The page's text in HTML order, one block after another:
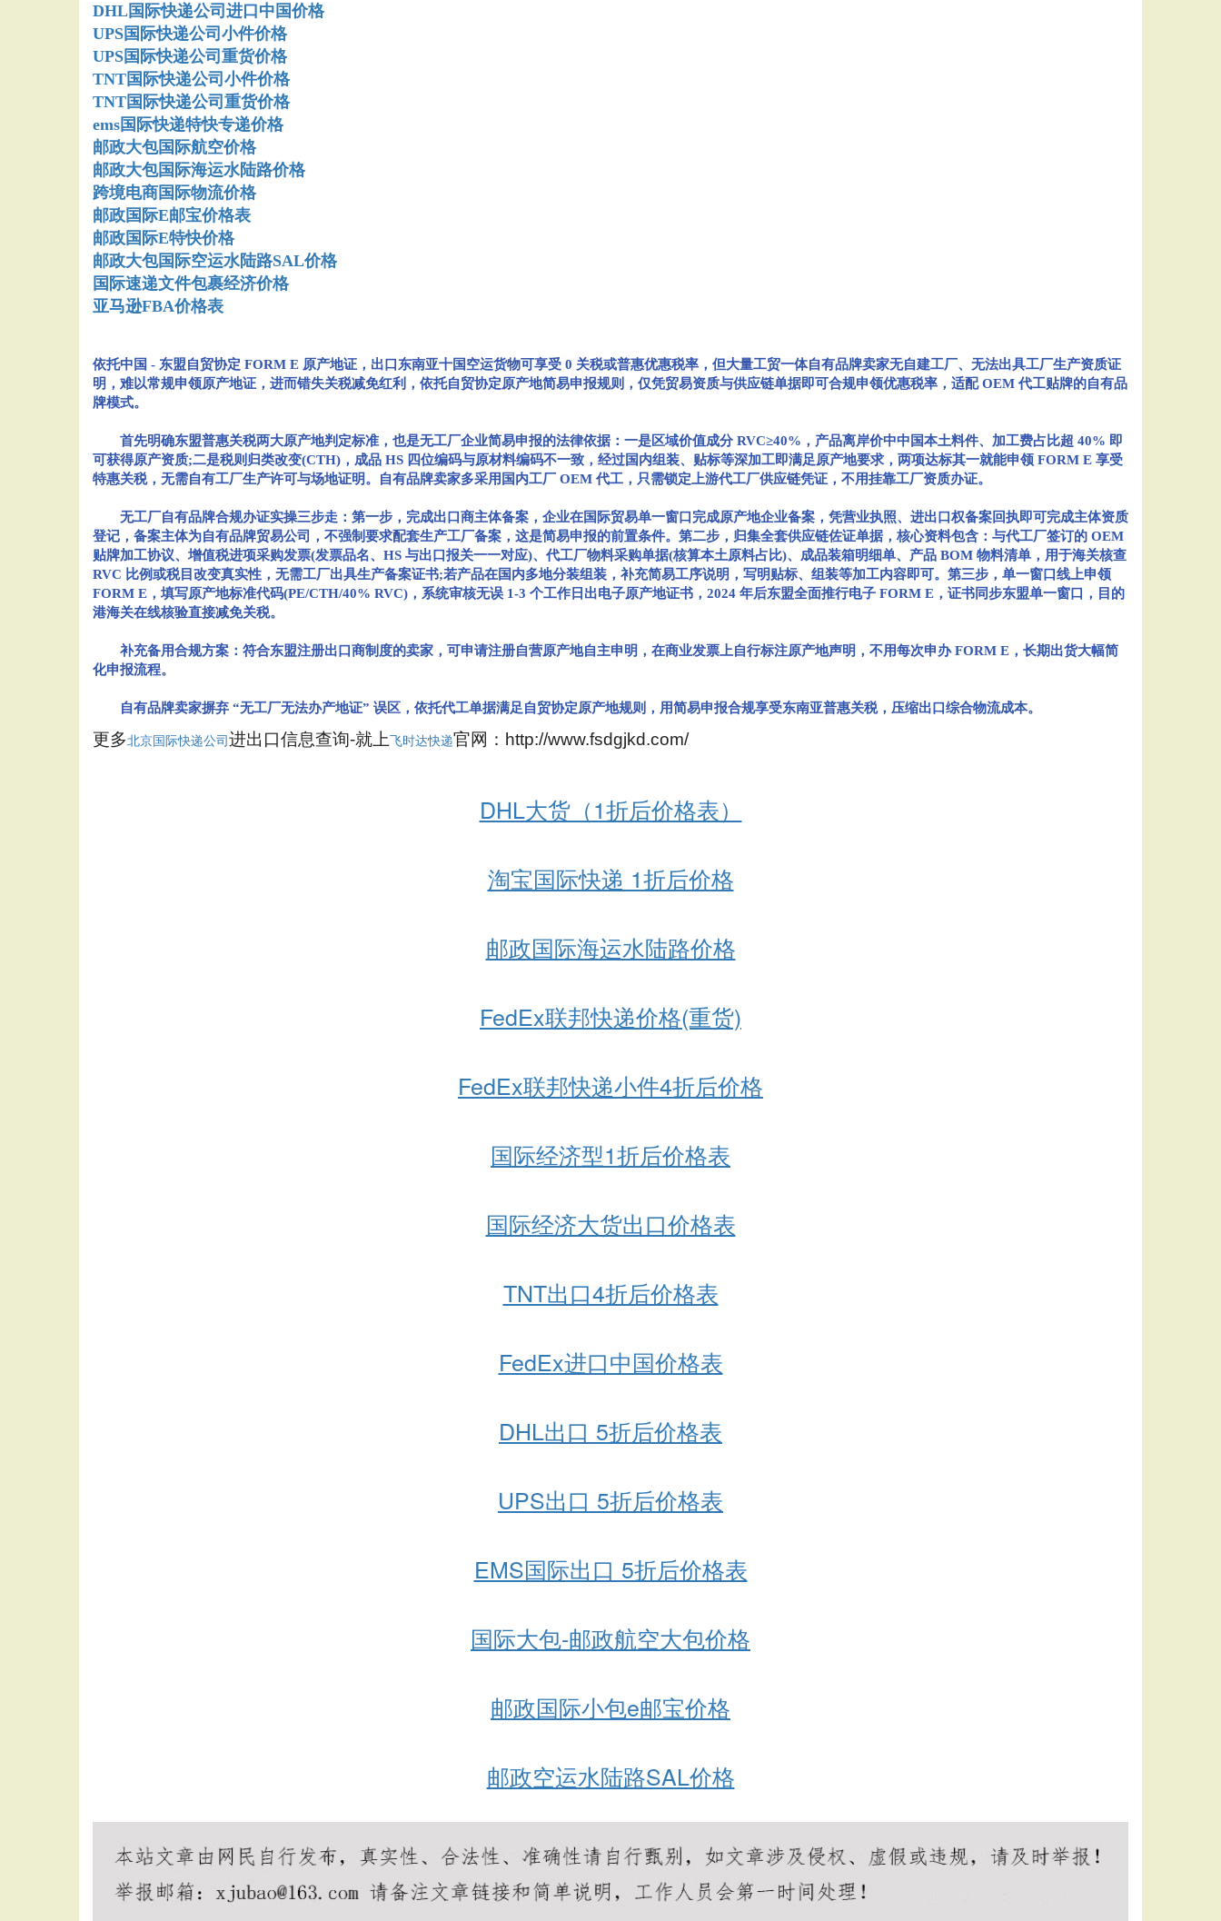
DHL国际快递公司进口中国价格
UPS国际快递公司小件价格
UPS国际快递公司重货价格
TNT国际快递公司小件价格
TNT国际快递公司重货价格
ems国际快递特快专递价格
邮政大包国际航空价格
邮政大包国际海运水陆路价格
跨境电商国际物流价格
邮政国际E邮宝价格表
邮政国际E特快价格
邮政大包国际空运水陆路SAL价格
国际速递文件包裹经济价格
亚马逊FBA价格表
依托中国 - 东盟自贸协定 FORM E 原产地证，出口东南亚十国空运货物可享受 0 关税或普惠优惠税率，但大量工贸一体自有品牌卖家无自建工厂、无法出具工厂生产资质证
明，难以常规申领原产地证，进而错失关税减免红利，依托自贸协定原产地简易申报规则，仅凭贸易资质与供应链单据即可合规申领优惠税率，适配 OEM 代工贴牌的自有品
牌模式。
首先明确东盟普惠关税两大原产地判定标准，也是无工厂企业简易申报的法律依据：一是区域价值成分 RVC≥40%，产品离岸价中中国本土料件、加工费占比超 40% 即
可获得原产资质;二是税则归类改变(CTH)，成品 HS 四位编码与原材料编码不一致，经过国内组装、贴标等深加工即满足原产地要求，两项达标其一就能申领 FORM E 享受
特惠关税，无需自有工厂生产许可与场地证明。自有品牌卖家多采用国内工厂 OEM 代工，只需锁定上游代工厂供应链凭证，不用挂靠工厂资质办证。
无工厂自有品牌合规办证实操三步走：第一步，完成出口商主体备案，企业在国际贸易单一窗口完成原产地企业备案，凭营业执照、进出口权备案回执即可完成主体资质
登记，备案主体为自有品牌贸易公司，不强制要求配套生产工厂备案，这是简易申报的前置条件。第二步，归集全套供应链佐证单据，核心资料包含：与代工厂签订的 OEM
贴牌加工协议、增值税进项采购发票(发票品名、HS 与出口报关一一对应)、代工厂物料采购单据(核算本土原料占比)、成品装箱明细单、产品 BOM 物料清单，用于海关核查
RVC 比例或税目改变真实性，无需工厂出具生产备案证书;若产品在国内多地分装组装，补充简易工序说明，写明贴标、组装等加工内容即可。第三步，单一窗口线上申领
FORM E，填写原产地标准代码(PE/CTH/40% RVC)，系统审核无误 1-3 个工作日出电子原产地证书，2024 年后东盟全面推行电子 FORM E，证书同步东盟单一窗口，目的
港海关在线核验直接减免关税。
补充备用合规方案：符合东盟注册出口商制度的卖家，可申请注册自营原产地自主申明，在商业发票上自行标注原产地声明，不用每次申办 FORM E，长期出货大幅简
化申报流程。
自有品牌卖家摒弃 “无工厂无法办产地证” 误区，依托代工单据满足自贸协定原产地规则，用简易申报合规享受东南亚普惠关税，压缩出口综合物流成本。
更多北京国际快递公司进出口信息查询-就上飞时达快递官网：http://www.fsdgjkd.com/
DHL大货（1折后价格表）
淘宝国际快递 1折后价格
邮政国际海运水陆路价格
FedEx联邦快递价格(重货)
FedEx联邦快递小件4折后价格
国际经济型1折后价格表
国际经济大货出口价格表
TNT出口4折后价格表
FedEx进口中国价格表
DHL出口 5折后价格表
UPS出口 5折后价格表
EMS国际出口 5折后价格表
国际大包-邮政航空大包价格
邮政国际小包e邮宝价格
邮政空运水陆路SAL价格